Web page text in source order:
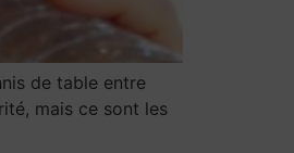
de table entre
mais ce sont les